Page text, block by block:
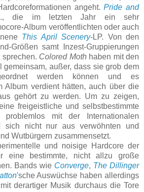
angeht.Pride and
die im letzten Jahr ein sehr
Album veröffentlichten oder auch
This April Scenery-LP. Von den
Größen samt Inzest-Gruppierungen
Colored Moth haben mit den
gemeinsam, außer, dass sie grob dem
werden können und es
Album verdient hätten, auch über die
gehört zu werden. Um zu zeigen,
freigeistliche und selbstbestimmte
mit der Internationalen
sich nicht nur aus verwöhnten und
Wutbürgern zusammensetzt.
und noisige Hardcore der
eine bestimmte, nicht allzu große
Bands wie Converge, The Dillinger
'sche Auswüchse haben allerdings
derartiger Musik durchaus die Tore